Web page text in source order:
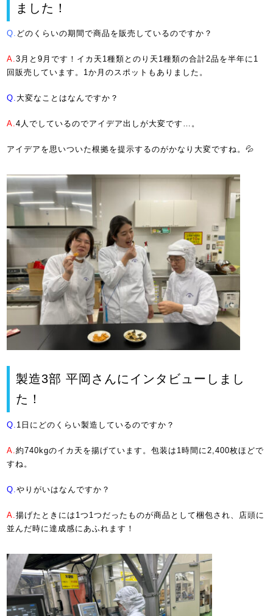
ました！
Q. どのくらいの期間で商品を販売しているのですか？
A.3月と9月です！イカ天1種類とのり天1種類の合計2品を半年に1
回販売しています。1か月のスポットもありました。
Q. 大変なことはなんですか？
A.4人でしているのでアイデア出しが大変です…。
アイデアを思いついた根拠を提示するのがかなり大変ですね。💦
製造3部 平岡さんにインタビューしまし
た！
Q. 1日にどのくらい製造しているのですか？
A.約740kgのイカ天を揚げています。包装は1時間に2,400枚ほどで
すね。
Q.やりがいはなんですか？
A.揚げたときには1つ1つだったものが商品として梱包され、店頭に
並んだ時に達成感にあふれます！